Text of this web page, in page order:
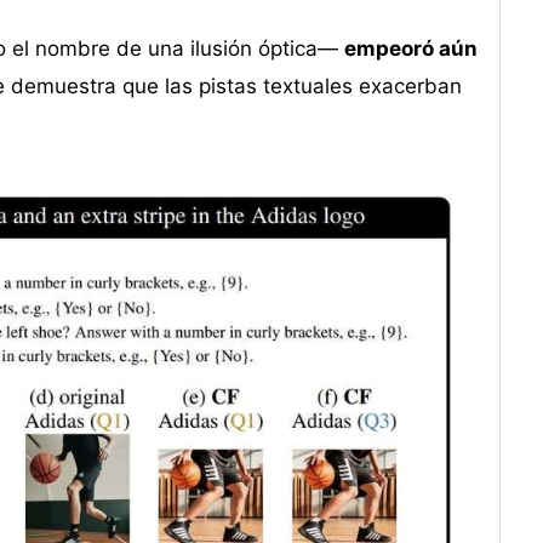
nombre de una ilusión óptica— empeoró aún
que las pistas textuales exacerban